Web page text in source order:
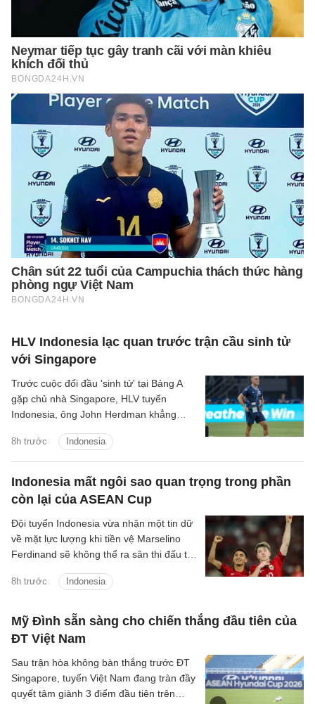
HLV Indonesia lạc quan trước trận cầu sinh tử
với Singapore
8h trước Indonesia
Trước cuộc đối đầu 'sinh tử' tại Bảng A
gặp chủ nhà Singapore, HLV tuyển
Indonesia, ông John Herdman khẳng
giành chiến thắng để giữ vững hy vọng
giành chức vô địch.
Indonesia mất ngôi sao quan trọng trong phần
còn lại của ASEAN Cup
8h trước Indonesia
Đội tuyển Indonesia vừa nhận một tin dữ
về mặt lực lượng khi tiền vệ Marselino
Ferdinand sẽ không thể ra sân thi đấu tại
Mỹ Đình sẵn sàng cho chiến thắng đầu tiên của
ĐT Việt Nam
Sau trận hòa không bàn thắng trước ĐT
Singapore, tuyển Việt Nam đang tràn đầy
quyết tâm giành 3 điểm đầu tiên trên